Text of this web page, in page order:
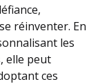
réinventer. En
les
elle peut
ces